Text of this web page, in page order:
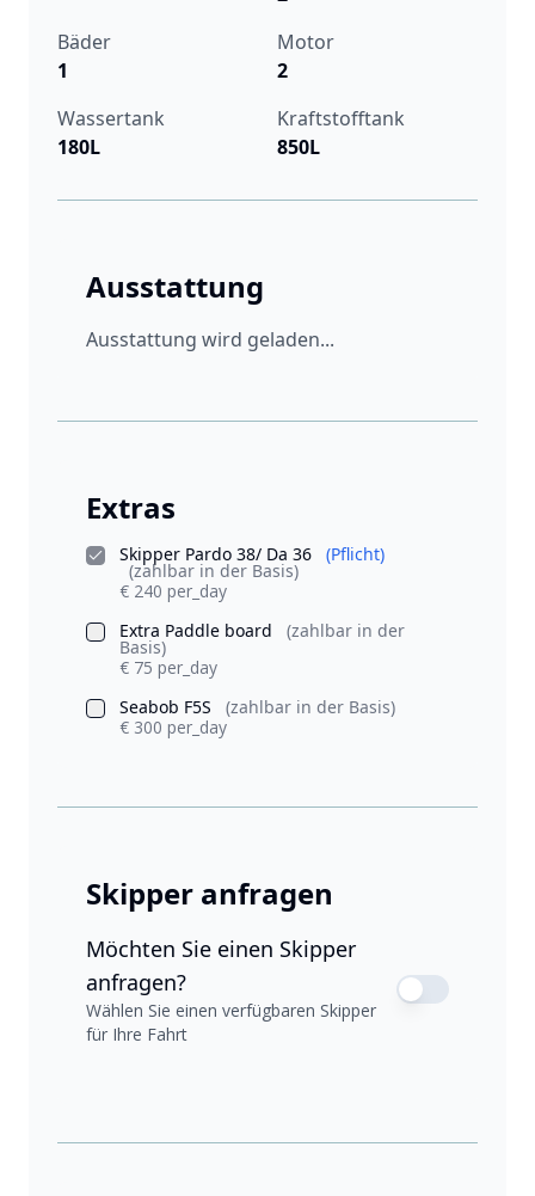
Bäder
1
Motor
2
Wassertank
180L
Kraftstofftank
850L
Ausstattung
Ausstattung wird geladen...
Extras
Skipper Pardo 38/ Da 36 (Pflicht)
(zahlbar in der Basis)
€ 240 per_day
Extra Paddle board
(zahlbar in der
Basis)
€ 75 per_day
Seabob F5S
(zahlbar in der Basis)
€ 300 per_day
Skipper anfragen
Möchten Sie einen Skipper
anfragen?
Wählen Sie einen verfügbaren Skipper
für Ihre Fahrt